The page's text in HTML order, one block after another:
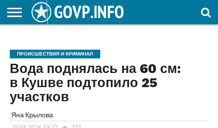
ОБРАЗОВАНИЕ
ПРОИСШЕСТВИЯ И КРИМИНАЛ
Вода поднялась на 60 см:
в Кушве подтопило 25
участков
Яна Крылова